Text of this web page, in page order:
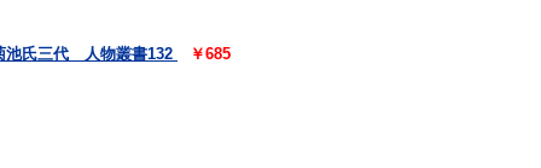
三代 人物叢書132 ￥685